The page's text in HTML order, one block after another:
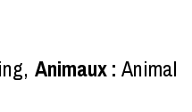
Animaux: Animal